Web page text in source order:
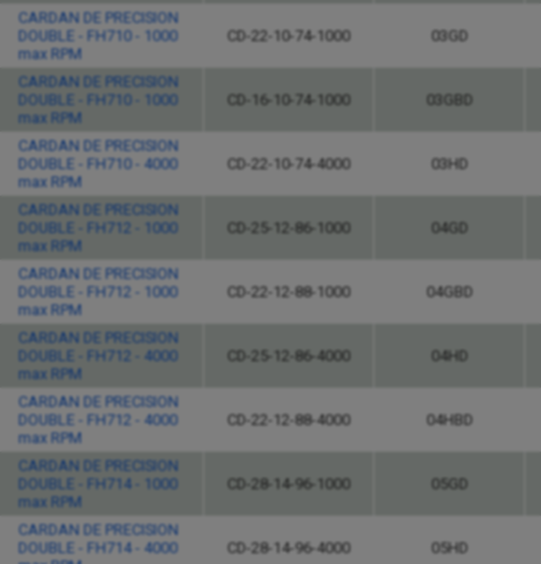
CARDAN DE PRECISION
DOUBLE - FH710 - 1000
max RPM
CD-22-10-74-1000 03GD
CARDAN DE PRECISION
DOUBLE - FH710 - 1000
max RPM
CD-16-10-74-1000 03GBD
CARDAN DE PRECISION
DOUBLE - FH710 - 4000
max RPM
CD-22-10-74-4000 03HD
CARDAN DE PRECISION
DOUBLE - FH712 - 1000
max RPM
CD-25-12-86-1000 04GD
CARDAN DE PRECISION
DOUBLE - FH712 - 1000
max RPM
CD-22-12-88-1000 04GBD
CARDAN DE PRECISION
DOUBLE - FH712 - 4000
max RPM
CD-25-12-86-4000 04HD
CARDAN DE PRECISION
DOUBLE - FH712 - 4000
max RPM
CD-22-12-88-4000 04HBD
CARDAN DE PRECISION
DOUBLE - FH714 - 1000
max RPM
CD-28-14-96-1000 05GD
CARDAN DE PRECISION
DOUBLE - FH714 - 4000
CD-28-14-96-4000 05HD